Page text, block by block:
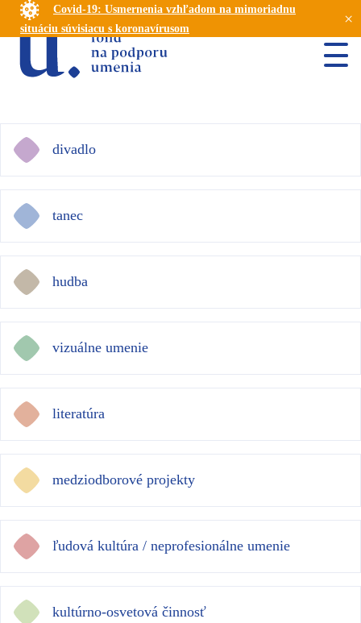
Covid-19: Usmernenia vzhľadom na mimoriadnu
situáciu súvisiacu s koronavírusom
×
divadlo
tanec
hudba
vizuálne umenie
literatúra
medziodborové projekty
ľudová kultúra / neprofesionálne umenie
kultúrno-osvetová činnosť